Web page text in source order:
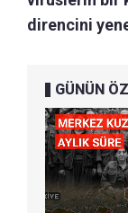
direncini
GÜNÜN